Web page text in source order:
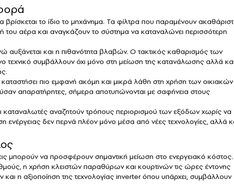
βρίσκεται το ίδιο το μηχάνημα. Τα φίλτρα που παραμένουν
του αέρα και αναγκάζουν το σύστημα να καταναλώνει περισσότερη
αυξάνεται και η πιθανότητα βλαβών. Ο τακτικός καθαρισμός των
τεχνικό συμβάλλουν όχι μόνο στη μείωση της κατανάλωσης αλλά και
καταστήσει πιο εμφανή ακόμη και μικρά λάθη στη χρήση των οικιακών
απαρατήρητες, σήμερα αποτυπώνονται με σαφήνεια στους
καταναλωτές αναζητούν τρόπους περιορισμού των εξόδων χωρίς να
ενέργειας δεν περνά πλέον μόνο μέσα από νέες τεχνολογίες, αλλά
μπορούν να προσφέρουν σημαντική μείωση στο ενεργειακό
η χρήση κλειστών παραθύρων και κουρτινών τις ώρες έντονης
η αξιοποίηση της τεχνολογίας inverter όπου υπάρχει, συμβάλλουν